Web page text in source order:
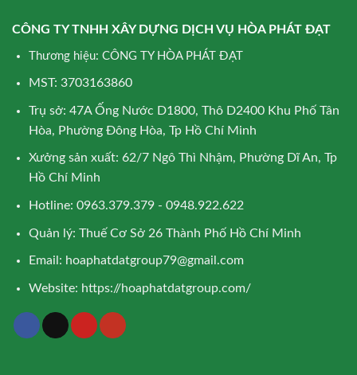
CÔNG TY TNHH XÂY DỰNG DỊCH VỤ HÒA PHÁT ĐẠT
Thương hiệu: CÔNG TY HÒA PHÁT ĐẠT
MST: 3703163860
Trụ sở: 47A Ống Nước D1800, Thô D2400 Khu Phố Tân
Hòa, Phường Đông Hòa, Tp Hồ Chí Minh
Xưởng sản xuất: 62/7 Ngô Thì Nhậm, Phường Dĩ An, Tp
Hồ Chí Minh
Hotline: 0963.379.379 - 0948.922.622
Quản lý: Thuế Cơ Sở 26 Thành Phố Hồ Chí Minh
Email: hoaphatdatgroup79@gmail.com
Website: https://hoaphatdatgroup.com/